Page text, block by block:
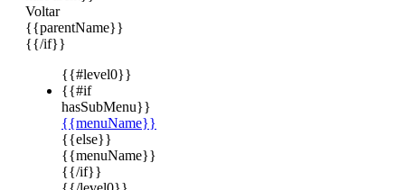
Voltar
{{parentName}}
{{/if}}
{{#level0}}
{{#if
hasSubMenu}}
{{menuName}}
{{else}}
{{menuName}}
{{/if}}